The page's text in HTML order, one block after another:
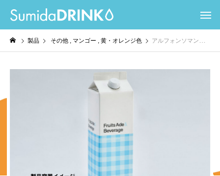
製品 その他 マンゴー 黄・オレンジ色 アルフォンソマンゴーエード